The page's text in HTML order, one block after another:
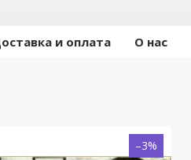
и оплата О нас
–3%